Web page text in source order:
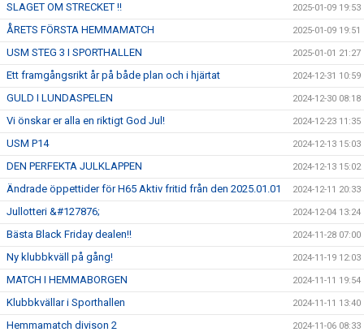
SLAGET OM STRECKET !! 2025-01-09 19:53
ÅRETS FÖRSTA HEMMAMATCH 2025-01-09 19:51
USM STEG 3 I SPORTHALLEN 2025-01-01 21:27
Ett framgångsrikt år på både plan och i hjärtat 2024-12-31 10:59
GULD I LUNDASPELEN 2024-12-30 08:18
Vi önskar er alla en riktigt God Jul! 2024-12-23 11:35
USM P14 2024-12-13 15:03
DEN PERFEKTA JULKLAPPEN 2024-12-13 15:02
Ändrade öppettider för H65 Aktiv fritid från den 2025.01.01 2024-12-11 20:33
Jullotteri &#127876; 2024-12-04 13:24
Bästa Black Friday dealen!! 2024-11-28 07:00
Ny klubbkväll på gång! 2024-11-19 12:03
MATCH I HEMMABORGEN 2024-11-11 19:54
Klubbkvällar i Sporthallen 2024-11-11 13:40
Hemmamatch divison 2 2024-11-06 08:33